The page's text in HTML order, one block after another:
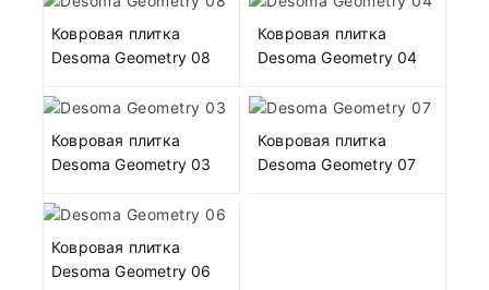
Ковровая плитка
Desoma Geometry 08
Ковровая плитка
Desoma Geometry 04
Ковровая плитка
Desoma Geometry 03
Ковровая плитка
Desoma Geometry 07
Ковровая плитка
Desoma Geometry 06